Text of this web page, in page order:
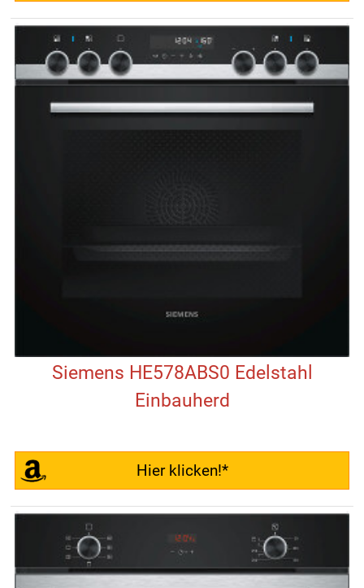
Siemens HE578ABS0 Edelstahl
Einbauherd
Hier klicken!*